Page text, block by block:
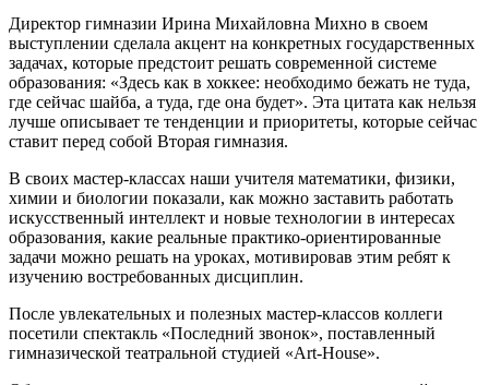
Директор гимназии Ирина Михайловна Михно в своем
выступлении сделала акцент на конкретных государственных
задачах, которые предстоит решать современной системе
образования: «Здесь как в хоккее: необходимо бежать не туда,
где сейчас шайба, а туда, где она будет». Эта цитата как нельзя
лучше описывает те тенденции и приоритеты, которые сейчас
ставит перед собой Вторая гимназия.
В своих мастер-классах наши учителя математики, физики,
химии и биологии показали, как можно заставить работать
искусственный интеллект и новые технологии в интересах
образования, какие реальные практико-ориентированные
задачи можно решать на уроках, мотивировав этим ребят к
изучению востребованных дисциплин.
После увлекательных и полезных мастер-классов коллеги
посетили спектакль «Последний звонок», поставленный
гимназической театральной студией «Art-House».